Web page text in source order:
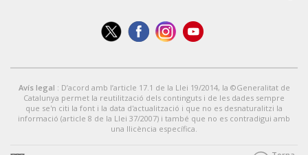
Avís legal : D’acord amb l’article 17.1 de la Llei 19/2014, la ©Generalitat de
Catalunya permet la reutilització dels continguts i de les dades sempre
que se'n citi la font i la data d'actualització i que no es desnaturalitzi la
informació (article 8 de la Llei 37/2007) i també que no es contradigui amb
una llicència específica.